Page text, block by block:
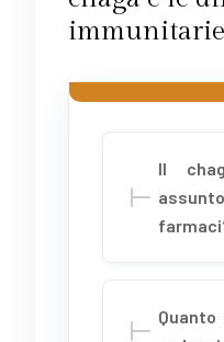
immunitarie
Il